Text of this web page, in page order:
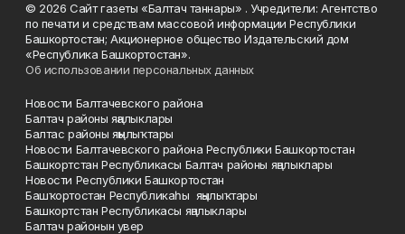
© 2026 Сайт газеты «Балтач таннары» . Учредители: Агентство
по печати и средствам массовой информации Республики
Башкортостан; Акционерное общество Издательский дом
«Республика Башкортостан».
Об использовании персональных данных
Новости Балтачевского района
Балтач районы яңалыклары
Балтас районы яңылыҡтары
Новости Балтачевского района Республики Башкортостан
Башкортстан Республикасы Балтач районы яңалыклары
Новости Республики Башкортостан
Башҡортостан Республикаһы яңылыҡтары
Башкортстан Республикасы яңалыклары
Балтач районын увер